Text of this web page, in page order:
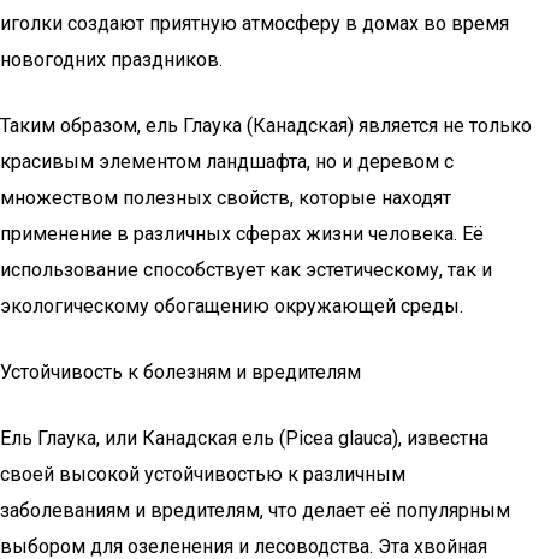
иголки создают приятную атмосферу в домах во время
новогодних праздников.
Таким образом, ель Глаука (Канадская) является не только
красивым элементом ландшафта, но и деревом с
множеством полезных свойств, которые находят
применение в различных сферах жизни человека. Её
использование способствует как эстетическому, так и
экологическому обогащению окружающей среды.
Устойчивость к болезням и вредителям
Ель Глаука, или Канадская ель (Picea glauca), известна
своей высокой устойчивостью к различным
заболеваниям и вредителям, что делает её популярным
выбором для озеленения и лесоводства. Эта хвойная